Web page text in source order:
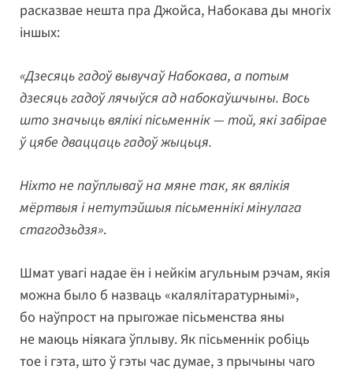
расказвае нешта пра Джойса, Набокава ды многіх
іншых:
«Дзесяць гадоў вывучаў Набокава, а потым
дзесяць гадоў лячыўся ад набокаўшчыны. Вось
што значыць вялікі пісьменнік — той, які забірае
ў цябе дваццаць гадоў жыцьця.
Ніхто не паўплываў на мяне так, як вялікія
мёртвыя і нетутэйшыя пісьменнікі мінулага
стагодзьдзя».
Шмат увагі надае ён і нейкім агульным рэчам, якія
можна было б назваць «калялітаратурнымі»,
бо наўпрост на прыгожае пісьменства яны
не маюць ніякага ўплыву. Як пісьменнік робіць
тое і гэта, што ў гэты час думае, з прычыны чаго